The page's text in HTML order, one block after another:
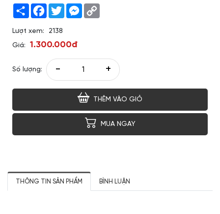
Share Facebook
TwitterMessenger
Lượt xem:
2138
Giá:
1.300.000đ
Số lượng: - +
THÊM VÀO GIỎ
MUA NGAY
THÔNG TIN SẢN PHẨM BÌNH LUẬN